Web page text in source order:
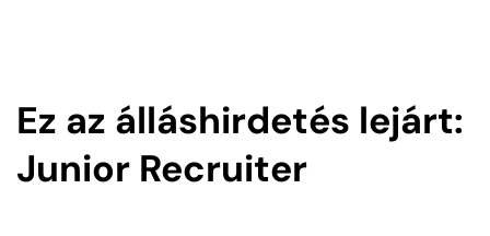
Ez az álláshirdetés lejárt:
Junior Recruiter